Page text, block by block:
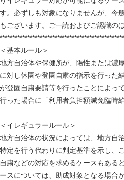
す。必ずしも対象になりませんが、今
もございます。ご一読およびご認識の
＜基本ルール＞
地方自治体や保健所が、陽性または濃
に対し休園や登園自粛の指示を行った
が登園自粛要請等を行ったことによっ
行った場合に「利用者負担額減免臨時
＜イレギュラールール＞
地方自治体の状況によっては、地方自
特定を行う代わりに判定基準を示し、
自粛などの対応を求めるケースもある
ースについては、助成対象となる場合